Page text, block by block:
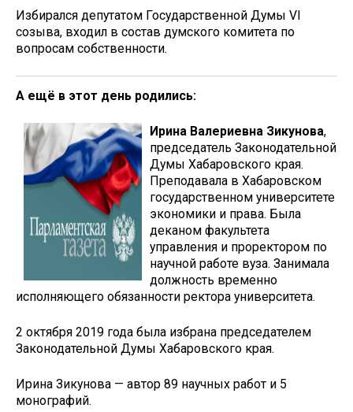
Избирался депутатом Государственной Думы VI
созыва, входил в состав думского комитета по
вопросам собственности.
А ещё в этот день родились:
Ирина Валериевна Зикунова,
председатель Законодательной
Думы Хабаровского края.
Преподавала в Хабаровском
государственном университете
экономики и права. Была
деканом факультета
управления и проректором по
научной работе вуза. Занимала
должность временно
исполняющего обязанности ректора университета.
2 октября 2019 года была избрана председателем
Законодательной Думы Хабаровского края.
Ирина Зикунова — автор 89 научных работ и 5
монографий.